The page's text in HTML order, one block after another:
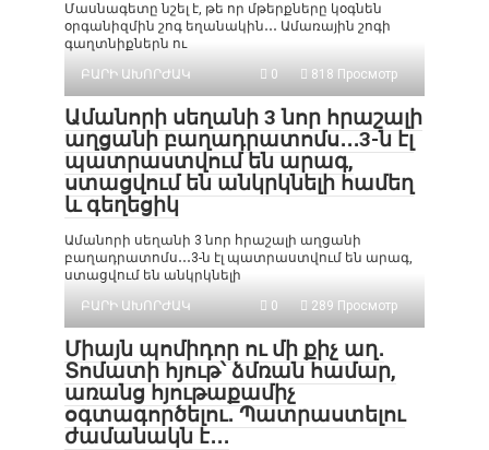
Մասնագետը նշել է, թե որ մթերքները կօգնեն
օրգանիզմին շոգ եղանակին․․․ Ամառային շոգի
գաղտնիքներն ու
ԲԱՐԻ ԱԽՈՐԺԱԿ
0 818 Просмотр
Ամանորի սեղանի 3 նոր հրաշալի
աղցանի բաղադրատոմս․․․3-ն էլ
պատրաստվում են արագ,
ստացվում են անկրկնելի համեղ
և գեղեցիկ
Ամանորի սեղանի 3 նոր հրաշալի աղցանի
բաղադրատոմս․․․3-ն էլ պատրաստվում են արագ,
ստացվում են անկրկնելի
ԲԱՐԻ ԱԽՈՐԺԱԿ
0 289 Просмотр
Միայն պոմիդոր ու մի քիչ աղ․
Տոմատի հյութ՝ ձմռան համար,
առանց հյութաքամիչ
օգտագործելու․ Պատրաստելու
ժամանակն է․․․